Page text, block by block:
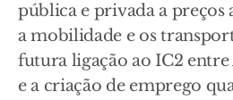
pública e privada a preços
a mobilidade e os
futura ligação ao IC2
e a criação de emprego